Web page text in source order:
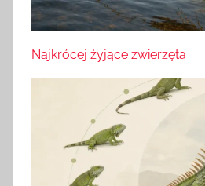
Najkrócej żyjące zwierzęta